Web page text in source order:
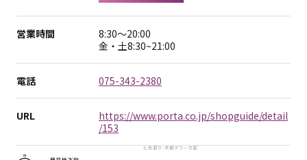
営業時間
8:30～20:00
金・土8:30~21:00
電話 075-343-2380
URL
https://www.porta.co.jp/shopguide/detail
/153